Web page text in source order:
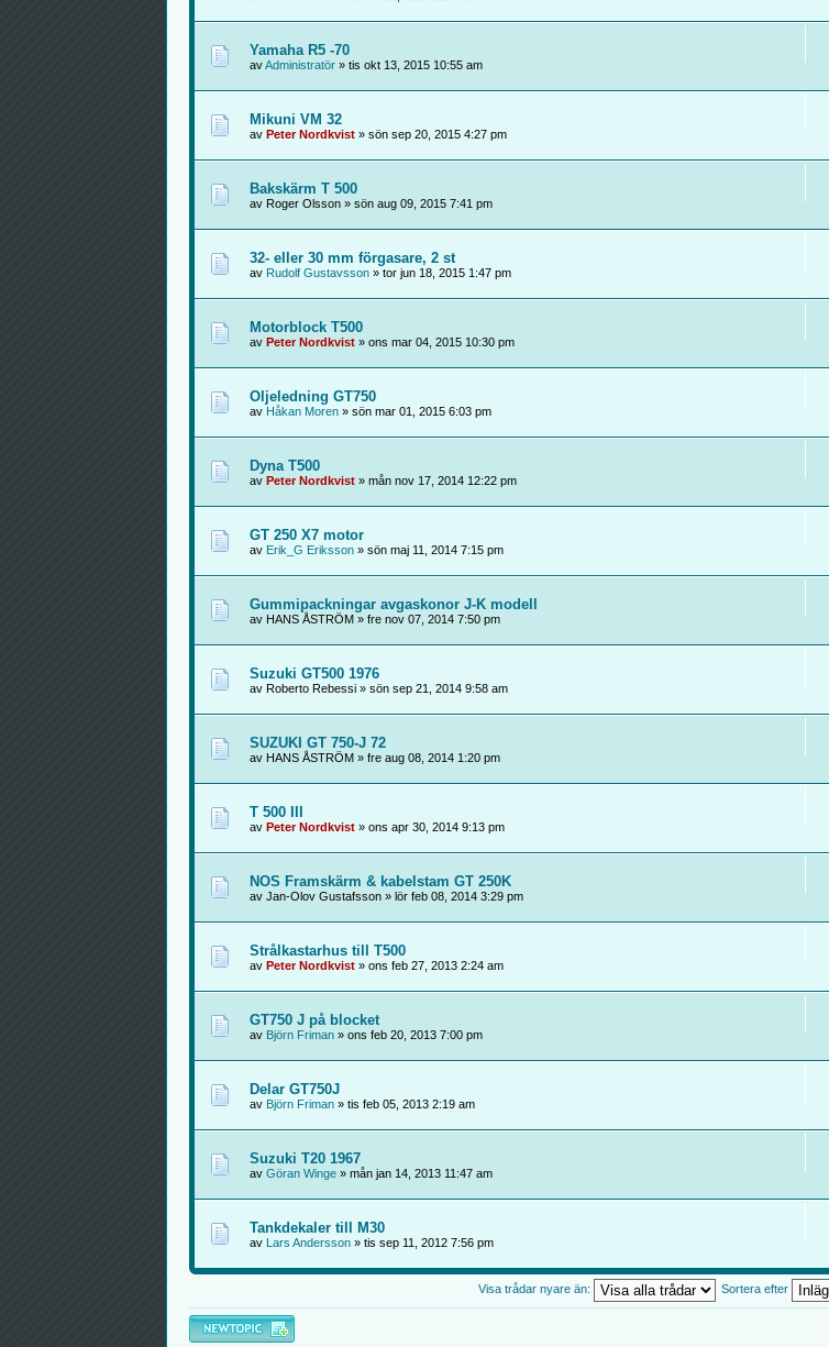
Yamaha R5 -70
avAdministratör» tis okt 13, 2015 10:55 am
Mikuni VM 32
av Peter Nordkvist» sön sep 20, 2015 4:27 pm
Bakskärm T 500
av Roger Olsson » sön aug 09, 2015 7:41 pm
32- eller 30 mm förgasare, 2 st
av Rudolf Gustavsson» tor jun 18, 2015 1:47 pm
Motorblock T500
av Peter Nordkvist» ons mar 04, 2015 10:30 pm
Oljeledning GT750
av Håkan Moren» sön mar 01, 2015 6:03 pm
Dyna T500
av Peter Nordkvist» mån nov 17, 2014 12:22 pm
GT 250 X7 motor
av Erik_G Eriksson» sön maj 11, 2014 7:15 pm
Gummipackningar avgaskonor J-K modell
av HANS ÅSTRÖM » fre nov 07, 2014 7:50 pm
Suzuki GT500 1976
av Roberto Rebessi » sön sep 21, 2014 9:58 am
SUZUKI GT 750-J 72
av HANS ÅSTRÖM » fre aug 08, 2014 1:20 pm
T 500 III
av Peter Nordkvist» ons apr 30, 2014 9:13 pm
NOS Framskärm & kabelstam GT 250K
av Jan-Olov Gustafsson » lör feb 08, 2014 3:29 pm
Strålkastarhus till T500
av Peter Nordkvist» ons feb 27, 2013 2:24 am
GT750 J på blocket
av Björn Friman» ons feb 20, 2013 7:00 pm
Delar GT750J
av Björn Friman» tis feb 05, 2013 2:19 am
Suzuki T20 1967
av Göran Winge» mån jan 14, 2013 11:47 am
Tankdekaler till M30
av Lars Andersson» tis sep 11, 2012 7:56 pm
Visa trådar nyare än: Sortera efter
Skapa en ny tråd